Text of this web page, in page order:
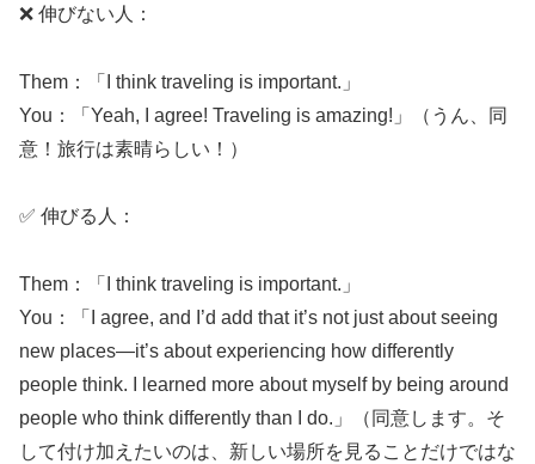
❌ 伸びない人：
Them：「I think traveling is important.」
You：「Yeah, I agree! Traveling is amazing!」（うん、同
意！旅行は素晴らしい！）
✅ 伸びる人：
Them：「I think traveling is important.」
You：「I agree, and I’d add that it’s not just about seeing
new places—it’s about experiencing how differently
people think. I learned more about myself by being around
people who think differently than I do.」（同意します。そ
して付け加えたいのは、新しい場所を見ることだけではな